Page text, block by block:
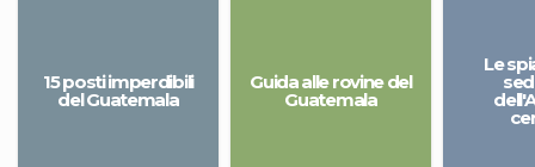
15 posti imperdibili
del Guatemala
Guida alle rovine del
Guatemala
Le